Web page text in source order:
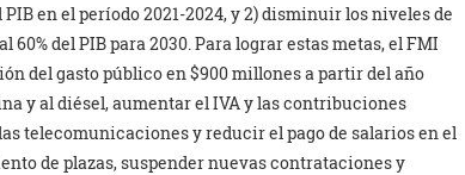
en el período 2021-2024, y 2) disminuir los niveles de
60% del PIB para 2030. Para lograr estas metas, el FMI
del gasto público en $900 millones a partir del año
y al diésel, aumentar el IVA y las contribuciones
telecomunicaciones y reducir el pago de salarios en el
de plazas, suspender nuevas contrataciones y